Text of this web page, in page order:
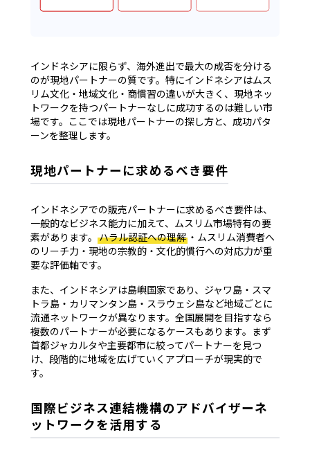
インドネシアに限らず、海外進出で最大の成否を分ける
のが現地パートナーの質です。特にインドネシアはムス
リム文化・地域文化・商慣習の違いが大きく、現地ネッ
トワークを持つパートナーなしに成功するのは難しい市
場です。ここでは現地パートナーの探し方と、成功パタ
ーンを整理します。
現地パートナーに求めるべき要件
インドネシアでの販売パートナーに求めるべき要件は、
一般的なビジネス能力に加えて、ムスリム市場特有の要
素があります。 ハラル認証への理解 ・ムスリム消費者へ
のリーチ力・現地の宗教的・文化的慣行への対応力が重
要な評価軸です。
また、インドネシアは島嶼国家であり、ジャワ島・スマ
トラ島・カリマンタン島・スラウェシ島など地域ごとに
流通ネットワークが異なります。全国展開を目指すなら
複数のパートナーが必要になるケースもあります。まず
首都ジャカルタや主要都市に絞ってパートナーを見つ
け、段階的に地域を広げていくアプローチが現実的で
す。
国際ビジネス連結機構のアドバイザーネ
ットワークを活用する